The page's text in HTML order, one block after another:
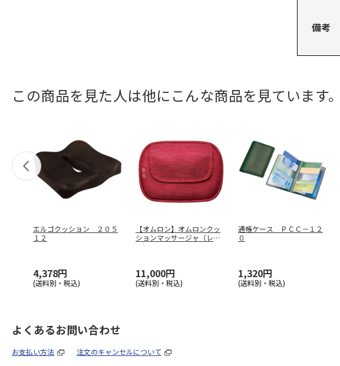
備考
この商品を見た人は他にこんな商品を見ています。
エルゴクッション ２０５
１２
4,378円
(送料別・税込)
【オムロン】オムロンクッ
ションマッサージャ（レッ
ド） ＨＭ
11,000円
(送料別・税込)
通帳ケース ＰＣＣ－１２
０
1,320円
(送料別・税込)
よくあるお問い合わせ
お支払い方法 注文のキャンセルについて